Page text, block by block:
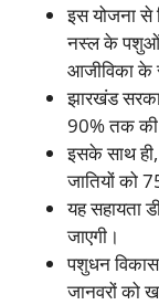
इस योजना से
नस्ल के पशुओं
आजीविका के
झारखंड
90% तक की
इसके साथ
जातियों को
यह सहायता
जाएगी।
पशुधन विकास
जानवरों को